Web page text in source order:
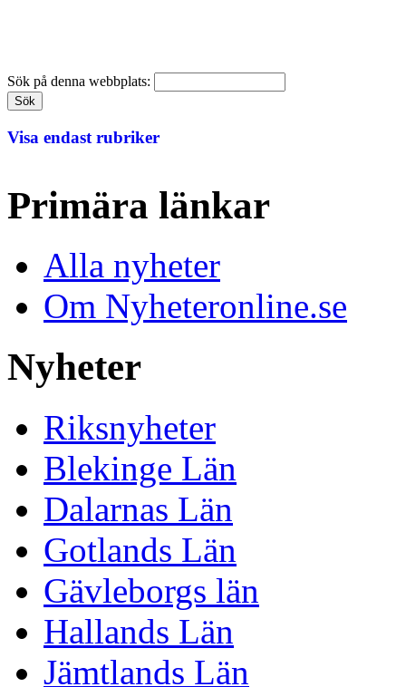
Sök på denna webbplats:
Visa endast rubriker
Primära länkar
Alla nyheter
Om Nyheteronline.se
Nyheter
Riksnyheter
Blekinge Län
Dalarnas Län
Gotlands Län
Gävleborgs län
Hallands Län
Jämtlands Län